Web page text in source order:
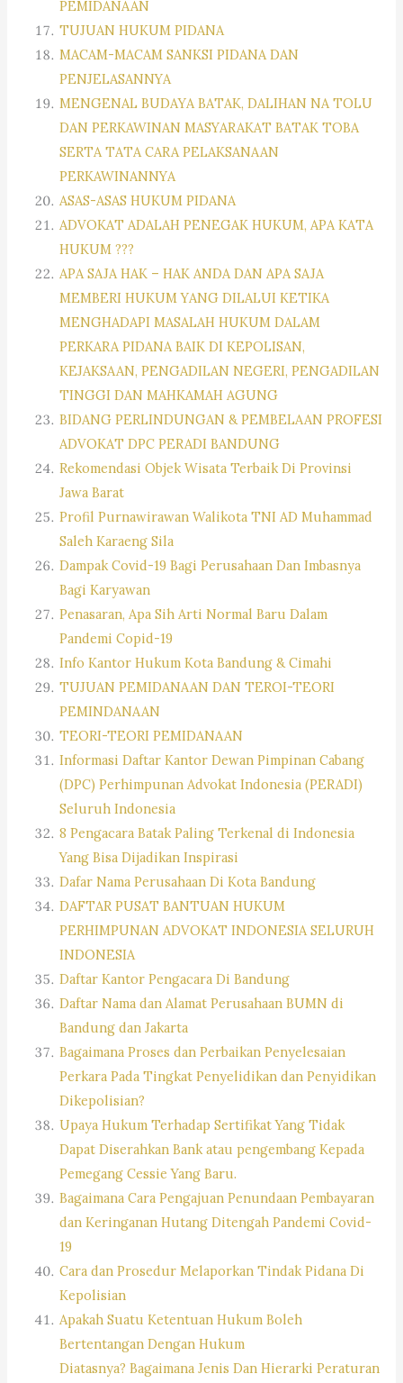
PEMIDANAAN
TUJUAN HUKUM PIDANA
MACAM-MACAM SANKSI PIDANA DAN
PENJELASANNYA
MENGENAL BUDAYA BATAK, DALIHAN NA TOLU
DAN PERKAWINAN MASYARAKAT BATAK TOBA
SERTA TATA CARA PELAKSANAAN
PERKAWINANNYA
ASAS-ASAS HUKUM PIDANA
ADVOKAT ADALAH PENEGAK HUKUM, APA KATA
HUKUM ???
APA SAJA HAK – HAK ANDA DAN APA SAJA
MEMBERI HUKUM YANG DILALUI KETIKA
MENGHADAPI MASALAH HUKUM DALAM
PERKARA PIDANA BAIK DI KEPOLISAN,
KEJAKSAAN, PENGADILAN NEGERI, PENGADILAN
TINGGI DAN MAHKAMAH AGUNG
BIDANG PERLINDUNGAN & PEMBELAAN PROFESI
ADVOKAT DPC PERADI BANDUNG
Rekomendasi Objek Wisata Terbaik Di Provinsi
Jawa Barat
Profil Purnawirawan Walikota TNI AD Muhammad
Saleh Karaeng Sila
Dampak Covid-19 Bagi Perusahaan Dan Imbasnya
Bagi Karyawan
Penasaran, Apa Sih Arti Normal Baru Dalam
Pandemi Copid-19
Info Kantor Hukum Kota Bandung & Cimahi
TUJUAN PEMIDANAAN DAN TEROI-TEORI
PEMINDANAAN
TEORI-TEORI PEMIDANAAN
Informasi Daftar Kantor Dewan Pimpinan Cabang
(DPC) Perhimpunan Advokat Indonesia (PERADI)
Seluruh Indonesia
8 Pengacara Batak Paling Terkenal di Indonesia
Yang Bisa Dijadikan Inspirasi
Dafar Nama Perusahaan Di Kota Bandung
DAFTAR PUSAT BANTUAN HUKUM
PERHIMPUNAN ADVOKAT INDONESIA SELURUH
INDONESIA
Daftar Kantor Pengacara Di Bandung
Daftar Nama dan Alamat Perusahaan BUMN di
Bandung dan Jakarta
Bagaimana Proses dan Perbaikan Penyelesaian
Perkara Pada Tingkat Penyelidikan dan Penyidikan
Dikepolisian?
Upaya Hukum Terhadap Sertifikat Yang Tidak
Dapat Diserahkan Bank atau pengembang Kepada
Pemegang Cessie Yang Baru.
Bagaimana Cara Pengajuan Penundaan Pembayaran
dan Keringanan Hutang Ditengah Pandemi Covid-
19
Cara dan Prosedur Melaporkan Tindak Pidana Di
Kepolisian
Apakah Suatu Ketentuan Hukum Boleh
Bertentangan Dengan Hukum
Diatasnya? Bagaimana Jenis Dan Hierarki Peraturan